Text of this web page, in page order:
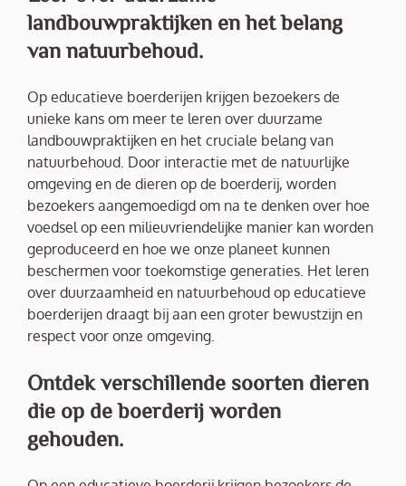
landbouwpraktijken en het belang
van natuurbehoud.
Op educatieve boerderijen krijgen bezoekers de
unieke kans om meer te leren over duurzame
landbouwpraktijken en het cruciale belang van
natuurbehoud. Door interactie met de natuurlijke
omgeving en de dieren op de boerderij, worden
bezoekers aangemoedigd om na te denken over hoe
voedsel op een milieuvriendelijke manier kan worden
geproduceerd en hoe we onze planeet kunnen
beschermen voor toekomstige generaties. Het leren
over duurzaamheid en natuurbehoud op educatieve
boerderijen draagt bij aan een groter bewustzijn en
respect voor onze omgeving.
Ontdek verschillende soorten dieren
die op de boerderij worden
gehouden.